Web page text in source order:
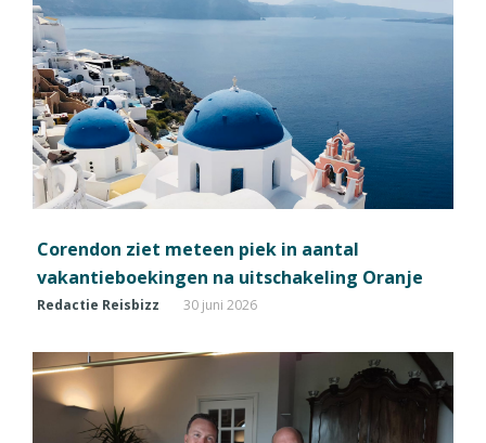
Corendon ziet meteen piek in aantal
vakantieboekingen na uitschakeling Oranje
Redactie Reisbizz 30 juni 2026